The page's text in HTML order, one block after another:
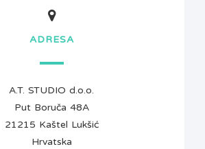
ADRESA
A.T. STUDIO d.o.o.
Put Boruča 48A
21215 Kaštel Lukšić
Hrvatska